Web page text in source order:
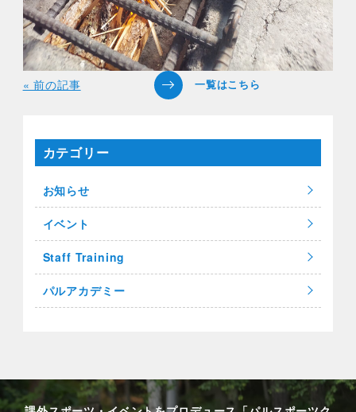
« 前の記事
カテゴリー
お知らせ
イベント
Staff Training
パルアカデミー